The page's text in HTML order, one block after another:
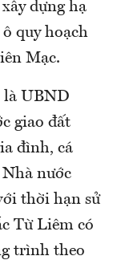
dựng hạ
quy hoạch
Mạc.
là UBND
giao đất
đình, cá
nước
thời hạn sử
Từ Liêm có
trình theo